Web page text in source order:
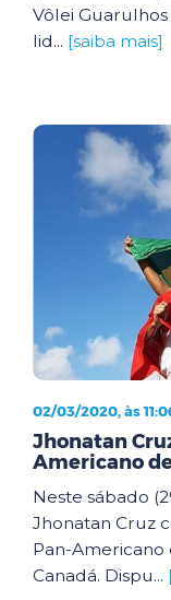
Vôlei
lid... [saiba mais]
02/03/2020, às
Jhonatan
Americano
Neste sábado
Jhonatan Cruz
Pan-Americano
Canadá. Dispu...